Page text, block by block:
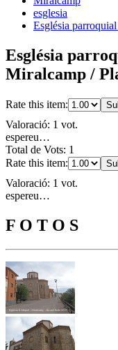
esglesia
Església
Església
Miralcamp /
Rate this item:
Valoració: 1 vot.
espereu…
Total de Vots: 1
Rate this item:
Valoració: 1 vot.
espereu…
F O T O S